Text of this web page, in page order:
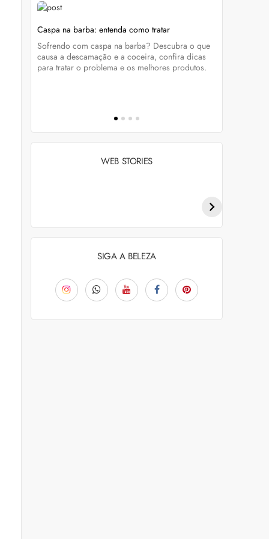
Caspa na barba: entenda como tratar
Sofrendo com caspa na barba? Descubra o que
causa a descamação e a coceira, confira dicas
para tratar o problema e os melhores produtos.
WEB STORIES
para 2026
SIGA A BELEZA